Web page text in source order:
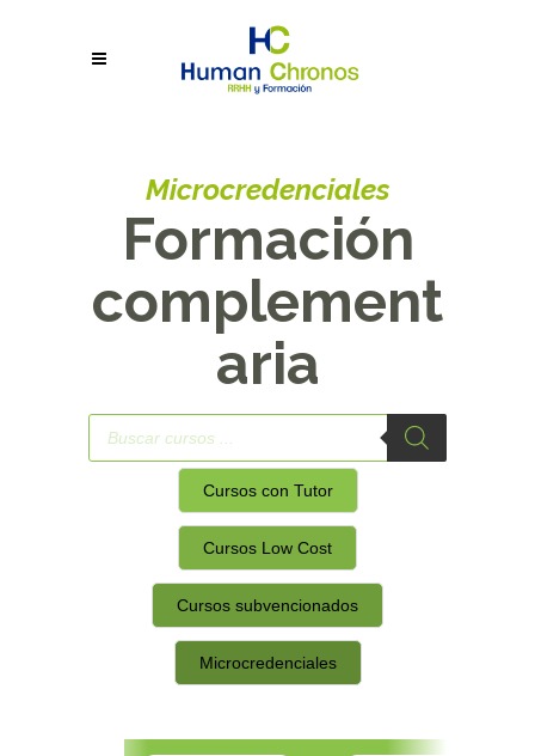
Microcredenciales
Formación
complement
aria
Búsqueda
productos
Cursos con Tutor
Cursos Low Cost
Cursos subvencionados
Microcredenciales